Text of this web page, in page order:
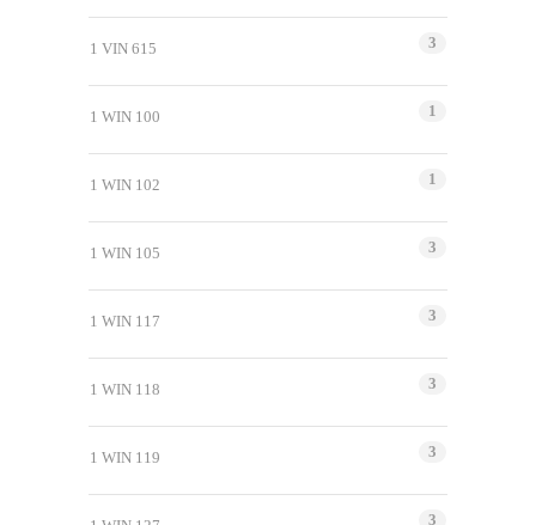
1 VIN 615 3
1 WIN 100 1
1 WIN 102 1
1 WIN 105 3
1 WIN 117 3
1 WIN 118 3
1 WIN 119 3
3